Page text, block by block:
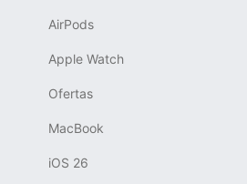
AirPods
Apple Watch
Ofertas
MacBook
iOS 26